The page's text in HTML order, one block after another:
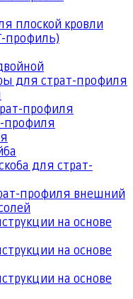
плоской кровли
профиль)
для страт-профиля
профиля
профиля
для страт-
профиля внешний
на основе
на основе
на основе